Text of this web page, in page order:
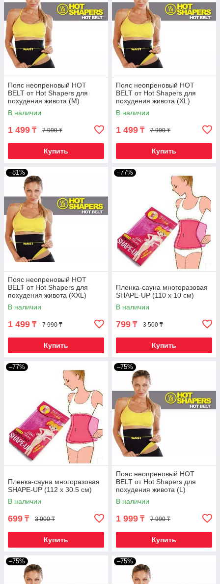
Пояс неопреновый HOT
BELT от Hot Shapers для
похудения живота (M)
В наличии
1 499 ₸ 7 990 ₸
Купить
Пояс неопреновый HOT
BELT от Hot Shapers для
похудения живота (XL)
В наличии
1 499 ₸ 7 990 ₸
Купить
–81%
Пояс неопреновый HOT
BELT от Hot Shapers для
похудения живота (XXL)
В наличии
1 499 ₸ 7 990 ₸
Купить
–77%
Пленка-сауна многоразовая
SHAPE-UP (110 х 10 см)
В наличии
799 ₸ 3 500 ₸
Купить
–77%
Пленка-сауна многоразовая
SHAPE-UP (112 х 30.5 см)
В наличии
699 ₸ 3 000 ₸
Купить
–75%
Пояс неопреновый HOT
BELT от Hot Shapers для
похудения живота (L)
В наличии
1 999 ₸ 7 990 ₸
Купить
–75% –75%